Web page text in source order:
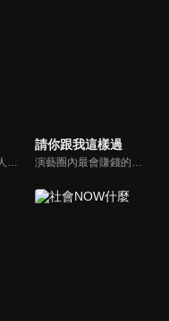
結合醫療專業及全人關懷的新型態節目，主持人黃瑽寧醫師親訪家庭，跨領域醫療顧問團全方位檢視，提供最完整、實用和正確的資訊來守護孩子的健康。
請你跟我這樣過
演藝圈內最會賺錢的侯昌明，以親身經歷教你理財；採訪經歷豐沛的黃文華，把所見所聞通通報你哉。不論是理財知識、兩性問題、生活資訊，完全貼近市井小民的所需所求，保證讓你生活過更好！